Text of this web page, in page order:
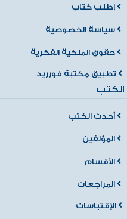
إطلب كتاب
سياسة الخصوصية
حقوق الملكية الفكرية
تطبيق مكتبة فورريد
الكتب
أحدث الكتب
المؤلفين
الأقسام
المراجعات
الإقتباسات